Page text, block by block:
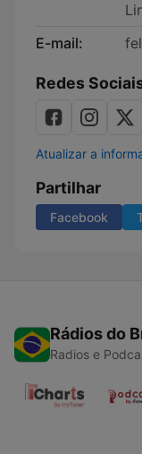
E-mail:
Redes
Atualizar a
Partilhar
Facebook
Rádios do
Radios e